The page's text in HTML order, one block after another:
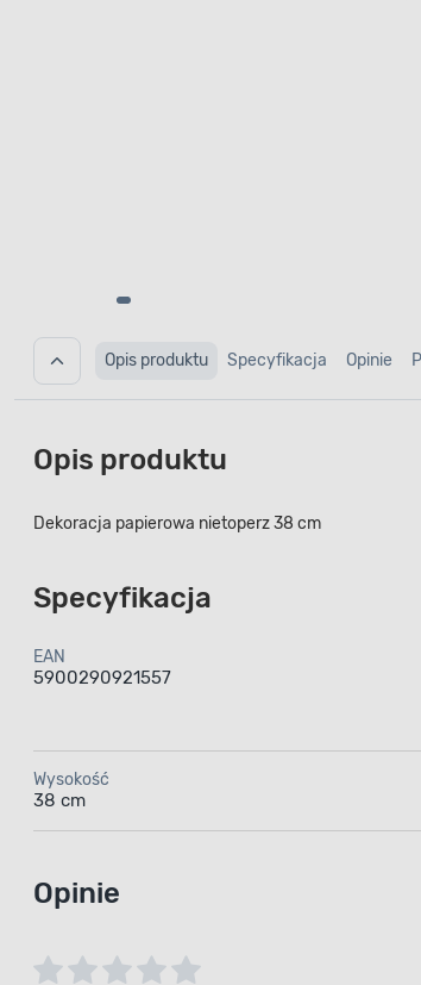
Opis produktu Specyfikacja Opinie
Opis produktu
Dekoracja papierowa nietoperz 38 cm
Specyfikacja
EAN
5900290921557
Wysokość
38 cm
Opinie